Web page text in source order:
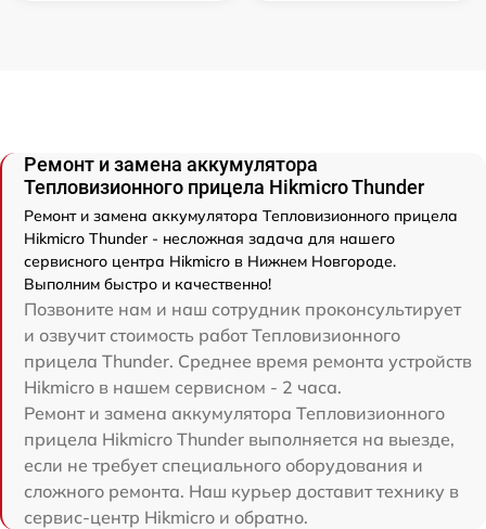
Ремонт и замена аккумулятора
Тепловизионного прицела Hikmicro Thunder
Ремонт и замена аккумулятора Тепловизионного прицела
Hikmicro Thunder - несложная задача для нашего
сервисного центра Hikmicro в Нижнем Новгороде.
Выполним быстро и качественно!
Позвоните нам и наш сотрудник проконсультирует
и озвучит стоимость работ Тепловизионного
прицела Thunder. Среднее время ремонта устройств
Hikmicro в нашем сервисном - 2 часа.
Ремонт и замена аккумулятора Тепловизионного
прицела Hikmicro Thunder выполняется на выезде,
если не требует специального оборудования и
сложного ремонта. Наш курьер доставит технику в
сервис-центр Hikmicro и обратно.